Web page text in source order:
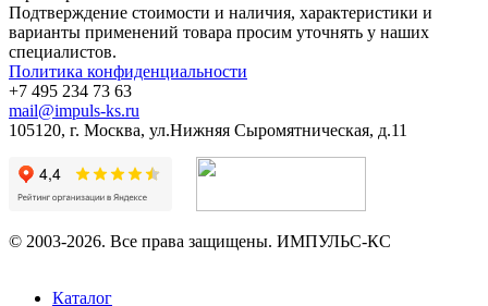
Подтверждение стоимости и наличия, характеристики и
варианты применений товара просим уточнять у наших
специалистов.
Политика конфиденциальности
+7 495 234 73 63
mail@impuls-ks.ru
105120, г. Москва, ул.Нижняя Сыромятническая, д.11
© 2003-2026. Все права защищены. ИМПУЛЬС-КС
Каталог